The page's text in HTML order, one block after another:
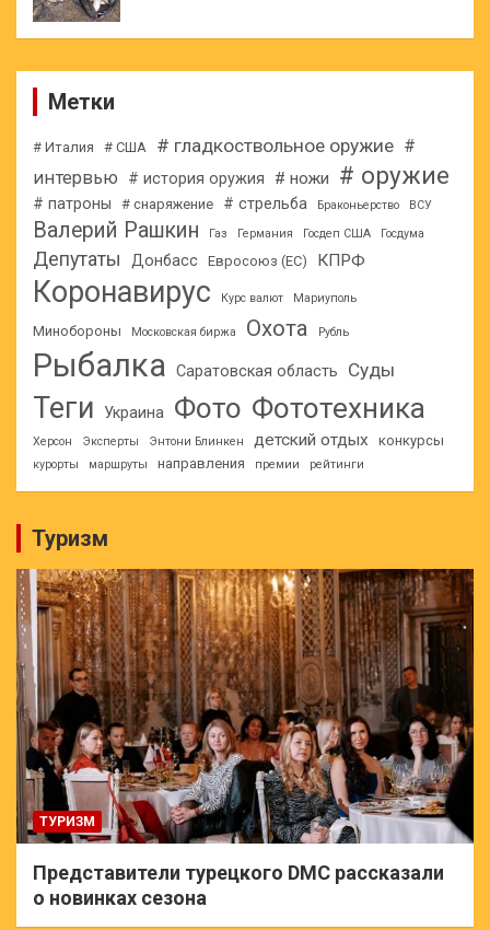
Метки
# Италия # США # гладкоствольное оружие #
интервью
# история оружия # ножи # оружие
# патроны # снаряжение # стрельба Браконьерство ВСУ
Валерий Рашкин Газ Германия Госдеп США Госдума
Депутаты Донбасс Евросоюз (ЕС) КПРФ
Коронавирус Курс валют Мариуполь
Минобороны Московская биржа Охота Рубль
Рыбалка Саратовская область Суды
Теги Украина Фото Фототехника
Херсон Эксперты Энтони Блинкен детский отдых конкурсы
курорты маршруты направления премии рейтинги
Туризм
ТУРИЗМ
Представители турецкого DMC рассказали
о новинках сезона